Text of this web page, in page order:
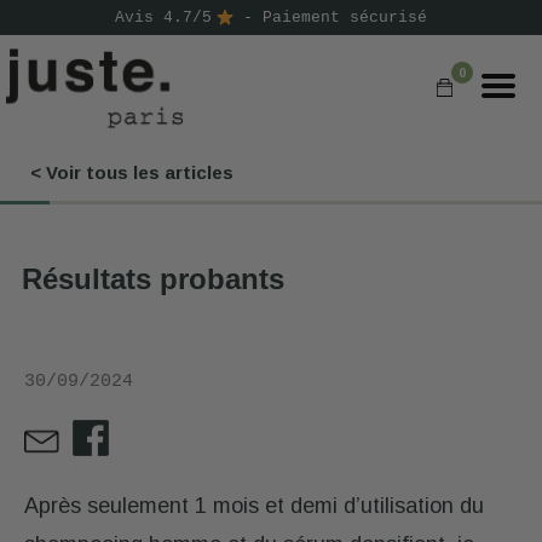
Avis 4.7/5 - Paiement sécurisé
0
< Voir tous les articles
Résultats probants
30/09/2024
Après seulement 1 mois et demi d’utilisation du
COMMANDER
NOS GAMMES
D'ESSAI
⭐